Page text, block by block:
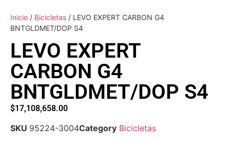
Inicio / Bicicletas / LEVO EXPERT CARBON G4
BNTGLDMET/DOP S4
LEVO EXPERT
CARBON G4
BNTGLDMET/DOP S4
$17,108,658.00
SKU 95224-3004Category Bicicletas